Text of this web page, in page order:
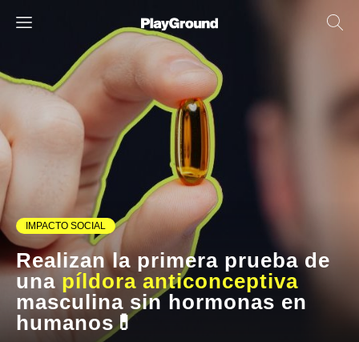
IMPACTO SOCIAL
Realizan la primera prueba de
una píldora anticonceptiva
masculina sin hormonas en
humanos💊